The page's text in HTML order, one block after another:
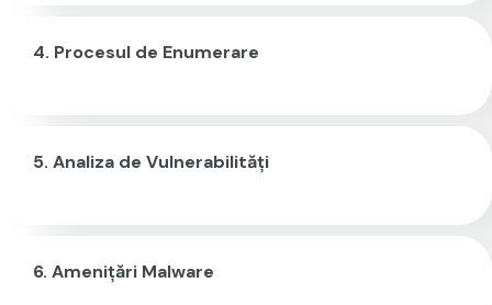
Procesul de Enumerare
Analiza de Vulnerabilități
Amenițări Malware